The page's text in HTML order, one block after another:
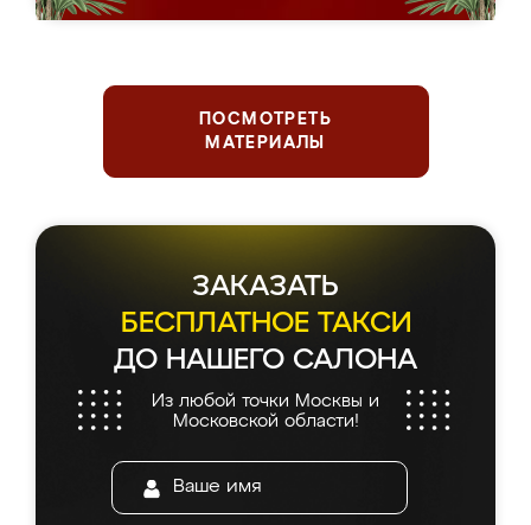
ПОСМОТРЕТЬ
МАТЕРИАЛЫ
ЗАКАЗАТЬ
БЕСПЛАТНОЕ ТАКСИ
ДО НАШЕГО САЛОНА
Из любой точки Москвы и
Московской области!